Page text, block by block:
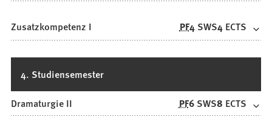
Zusatzkompetenz I PF4 SWS4 ECTS
4. Studiensemester
Dramaturgie II PF6 SWS8 ECTS